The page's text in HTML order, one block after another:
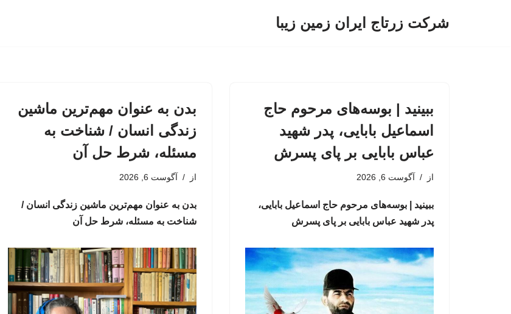
شرکت زرتاج ایران زمین زیبا
ببینید | بوسه‌های مرحوم حاج
اسماعیل بابایی، پدر شهید
عباس بابایی بر پای پسرش
از آگوست 6, 2026
ببینید | بوسه‌های مرحوم حاج اسماعیل بابایی،
پدر شهید عباس بابایی بر پای پسرش
بدن به عنوان مهم‌ترین ماشین
زندگی انسان / شناخت به
مسئله، شرط حل آن
از آگوست 6, 2026
بدن به عنوان مهم‌ترین ماشین زندگی انسان /
شناخت به مسئله، شرط حل آن